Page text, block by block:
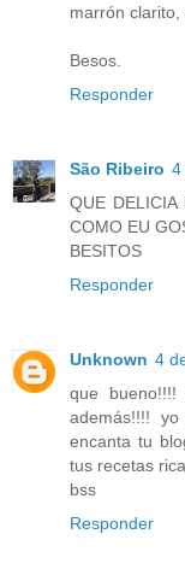
marrón
Besos.
Responder
São Ribeiro 4
QUE DELICIA
COMO EU
BESITOS
Responder
Unknown 4
que
además!!!!
encanta tu
tus recetas
bss
Responder